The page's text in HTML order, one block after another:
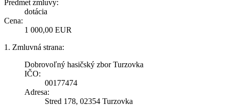
Predmet zmluvy:
dotácia
Cena:
1 000,00 EUR
1. Zmluvná strana:
Dobrovoľný hasičský zbor Turzovka
IČO:
00177474
Adresa:
Stred 178, 02354 Turzovka